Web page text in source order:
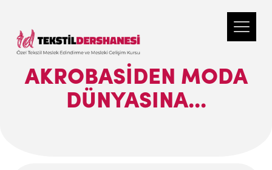
AKROBASIDEN MODA
DÜNYASINA...